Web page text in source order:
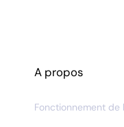
A propos
Fonctionnement de